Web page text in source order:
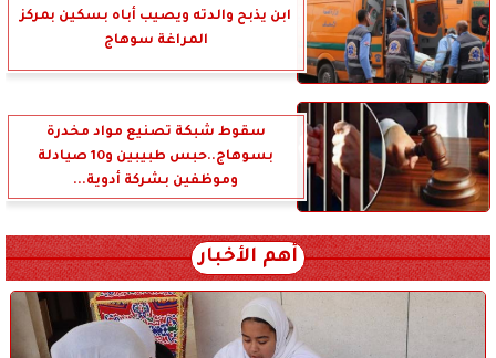
ابن يذبح والدته ويصيب أباه بسكين بمركز
المراغة سوهاج
سقوط شبكة تصنيع مواد مخدرة
بسوهاج..حبس طبيبين و10 صيادلة
وموظفين بشركة أدوية...
أهم الأخبار